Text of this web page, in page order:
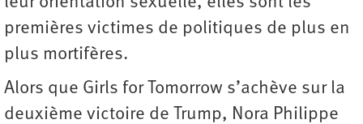
premières victimes de politiques de plus en
plus mortifères.
Alors que Girls for Tomorrow s’achève sur la
deuxième victoire de Trump, Nora Philippe